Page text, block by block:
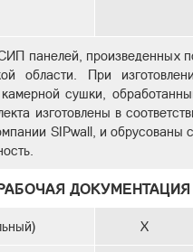
панелей,
При
камерной сушки,
изготовлены в
SIPwall, и
ДОКУМЕНТАЦИЯ
X